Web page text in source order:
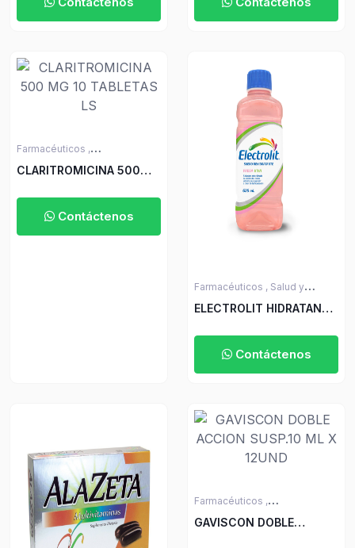
Farmacéuticos ,
Medicamentos con Receta
CLARITROMICINA 500
Contáctenos
Farmacéuticos , Salud y
Bienestar , Cuidado Personal y
ELECTROLIT HIDRATANTE
Contáctenos
Farmacéuticos ,
Medicamentos sin Receta
GAVISCON DOBLE